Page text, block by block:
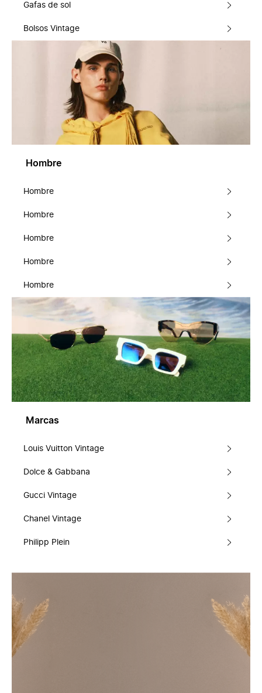
Gafas de sol
Bolsos Vintage
Hombre
Hombre
Hombre
Hombre
Hombre
Hombre
Marcas
Louis Vuitton Vintage
Dolce & Gabbana
Gucci Vintage
Chanel Vintage
Philipp Plein